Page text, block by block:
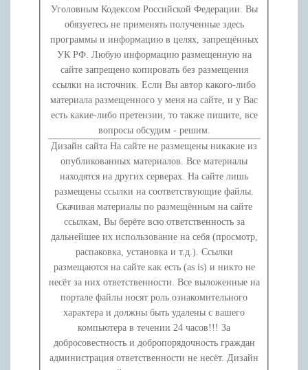
Уголовным Кодексом Российской Федерации. Вы
обязуетесь не применять полученные здесь
программы и информацию в целях, запрещённых
УК РФ. Любую информацию размещенную на
сайте запрещено копировать без размещения
ссылки на источник. Если Вы автор какого-либо
материала размещенного у меня на сайте, и у Вас
есть какие-либо претензии, то также пишите, все
вопросы обсудим - решим.
Дизайн сайта На сайте не размещены никакие из
опубликованных материалов. Все материалы
находятся на других серверах. На сайте лишь
размещены ссылки на соответствующие файлы.
Скачивая материалы по размещённым на сайте
ссылкам, Вы берёте всю ответственность за
дальнейшее их использование на себя (просмотр,
распаковка, установка и т.д.). Ссылки
размещаются на сайте как есть (as is) и никто не
несёт за них ответственности. Все выложенные на
портале файлы носят роль ознакомительного
характера и должны быть удалены с вашего
компьютера в течении 24 часов!!! За
добросовестность и добропорядочность граждан
администрация ответственности не несёт. Дизайн